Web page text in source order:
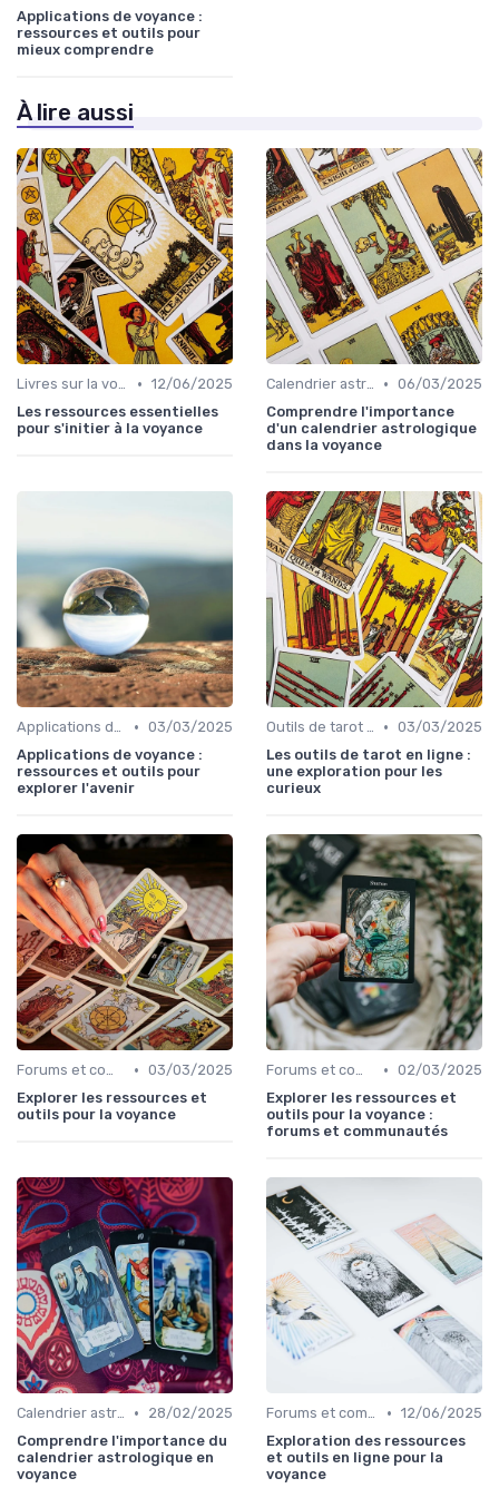
Applications de voyance :
ressources et outils pour
mieux comprendre
À lire aussi
Livres sur la voyance • 12/06/2025
Les ressources essentielles
pour s'initier à la voyance
Calendrier astrologique • 06/03/2025
Comprendre l'importance
d'un calendrier astrologique
dans la voyance
Applications de voyance • 03/03/2025
Applications de voyance :
ressources et outils pour
explorer l'avenir
Outils de tarot en ligne • 03/03/2025
Les outils de tarot en ligne :
une exploration pour les
curieux
Forums et communautés • 03/03/2025
Explorer les ressources et
outils pour la voyance
Forums et communautés • 02/03/2025
Explorer les ressources et
outils pour la voyance :
forums et communautés
Calendrier astrologique •
28/02/2025
Comprendre l'importance du
calendrier astrologique en
voyance
Forums et communautés • 12/06/2025
Exploration des ressources
et outils en ligne pour la
voyance